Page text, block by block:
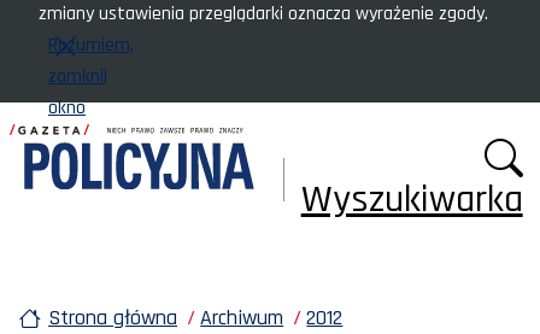
zmiany ustawienia przeglądarki oznacza wyrażenie zgody.
Rozumiem,
zamknij
okno
Wyszukiwarka
Strona główna Archiwum
2012